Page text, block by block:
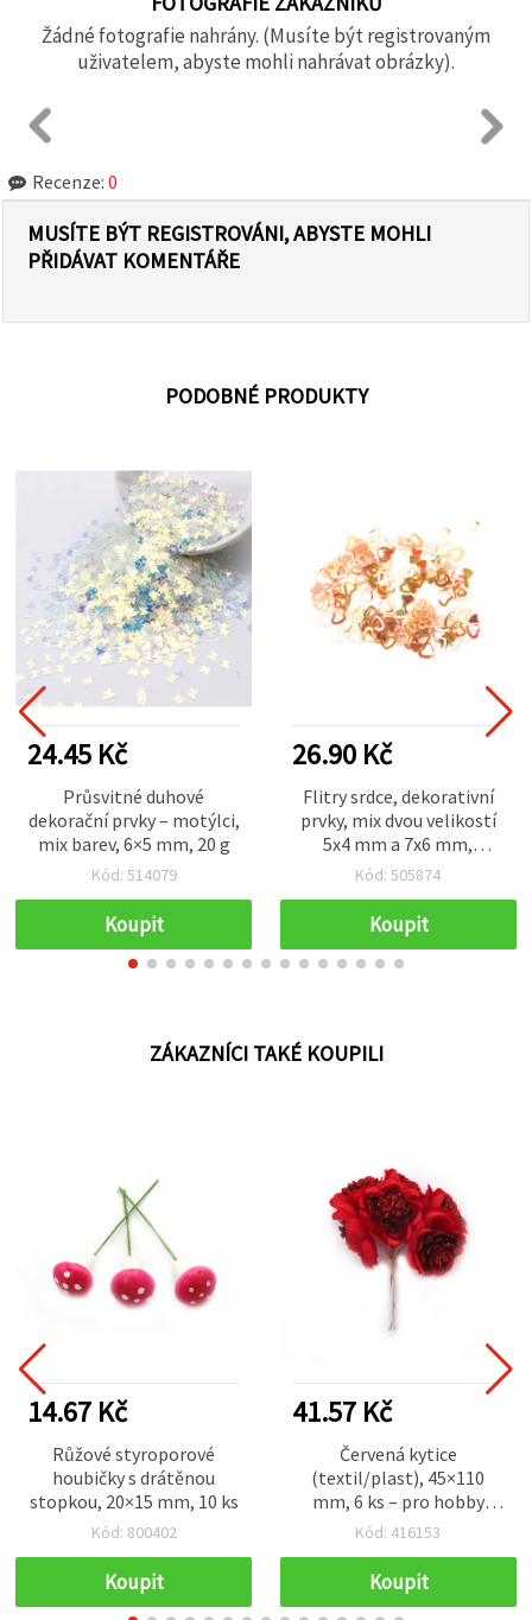
Žádné fotografie nahrány. (Musíte být registrovaným
uživatelem, abyste mohli nahrávat obrázky).
Recenze: 0
MUSÍTE BÝT REGISTROVÁNI, ABYSTE MOHLI
PŘIDÁVAT KOMENTÁŘE
PODOBNÉ PRODUKTY
24.45 Kč
Průsvitné duhové
dekorační prvky – motýlci,
mix barev, 6×5 mm, 20 g
Kód: 514079
Koupit
26.90 Kč
Flitry srdce, dekorativní
prvky, mix dvou velikostí
5x4 mm a 7x6 mm,
průhledné světle
efektem – 20 g
Kód: 505874
Koupit
ZÁKAZNÍCI TAKÉ KOUPILI
14.67 Kč
Růžové styroporové
houbičky s drátěnou
stopkou, 20×15 mm, 10 ks
Kód: 800402
Koupit
41.57 Kč
Červená kytice
(textil/plast), 45×110
mm, 6 ks – pro hobby
tvoření, aranžmá, věnce a
Kód: 416153
Koupit